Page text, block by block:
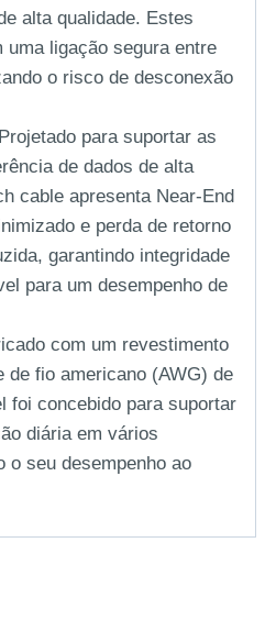
alta qualidade. Estes
ligação segura entre
o risco de desconexão
para suportar as
de dados de alta
cable apresenta Near-End
e perda de retorno
garantindo integridade
para um desempenho de
com um revestimento
de fio americano (AWG) de
foi concebido para suportar
diária em vários
o seu desempenho ao